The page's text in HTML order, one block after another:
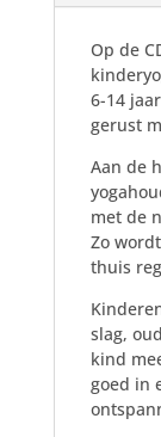
Op de
6-14
gerust
Aan de
met de
Zo
thuis
slag,
kind
goed in